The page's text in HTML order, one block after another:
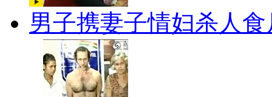
男子携妻子情妇杀人食